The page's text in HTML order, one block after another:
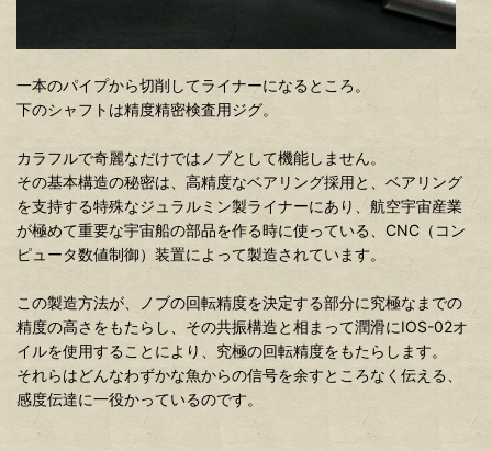
一本のパイプから切削してライナーになるところ。
下のシャフトは精度精密検査用ジグ。
カラフルで奇麗なだけではノブとして機能しません。
その基本構造の秘密は、高精度なベアリング採用と、ベアリング
を支持する特殊なジュラルミン製ライナーにあり、航空宇宙産業
が極めて重要な宇宙船の部品を作る時に使っている、CNC（コン
ピュータ数値制御）装置によって製造されています。
この製造方法が、ノブの回転精度を決定する部分に究極なまでの
精度の高さをもたらし、その共振構造と相まって潤滑にIOS-02オ
イルを使用することにより、究極の回転精度をもたらします。
それらはどんなわずかな魚からの信号を余すところなく伝える、
感度伝達に一役かっているのです。